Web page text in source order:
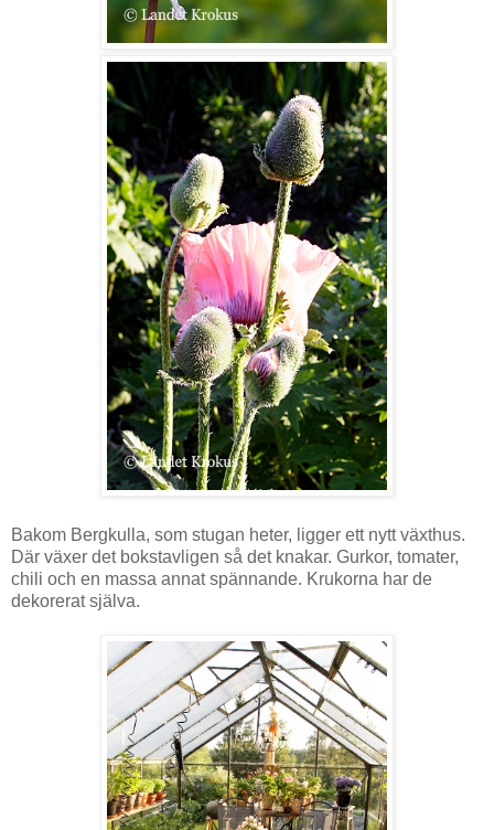
Bakom Bergkulla, som stugan heter, ligger ett nytt växthus.
Där växer det bokstavligen så det knakar. Gurkor, tomater,
chili och en massa annat spännande. Krukorna har de
dekorerat själva.